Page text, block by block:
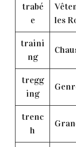
trabé
e
les
traini
ng
tregg
ing
trenc
h